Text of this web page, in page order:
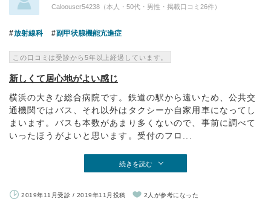
Caloouser54238（本人・50代・男性・掲載口コミ26件）
放射線科 副甲状腺機能亢進症
この口コミは受診から5年以上経過しています。
新しくて居心地がよい感じ
横浜の大きな総合病院です。鉄道の駅から遠いため、公共交
通機関ではバス、それ以外はタクシーか自家用車になってし
まいます。バスも本数があまり多くないので、事前に調べて
いったほうがよいと思います。受付のフロ...
続きを読む
2019年11月受診 / 2019年11月投稿 2人が参考になった